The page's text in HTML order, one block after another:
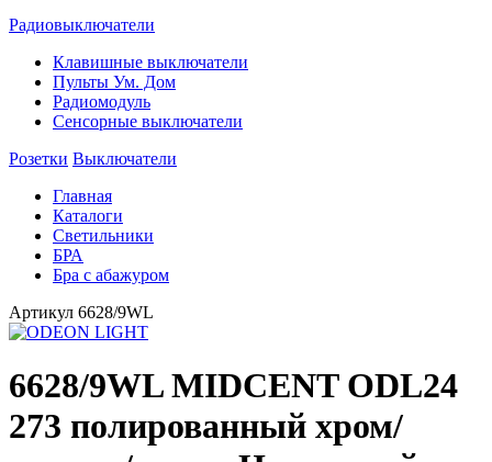
Радиовыключатели
Клавишные выключатели
Пульты Ум. Дом
Радиомодуль
Сенсорные выключатели
Розетки Выключатели
Главная
Каталоги
Светильники
БРА
Бра с абажуром
Артикул 6628/9WL
6628/9WL MIDCENT ODL24
273 полированный хром/